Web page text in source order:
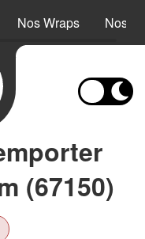
Nos Wraps Nos
(67150)